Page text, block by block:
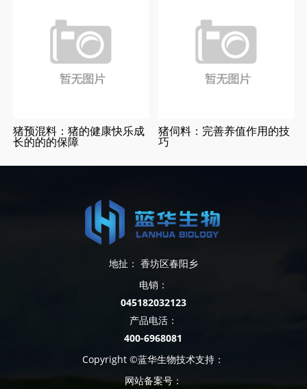
猪预混料：猪的健康快乐成
长的的的保障
猪伺料：完善养值作用的技
巧
地扯： 香坊区春阳乡
电销：
045182032123
产品电活：
400-6968081
Copyright ©蓝华生物技术支持：
网站备案号：